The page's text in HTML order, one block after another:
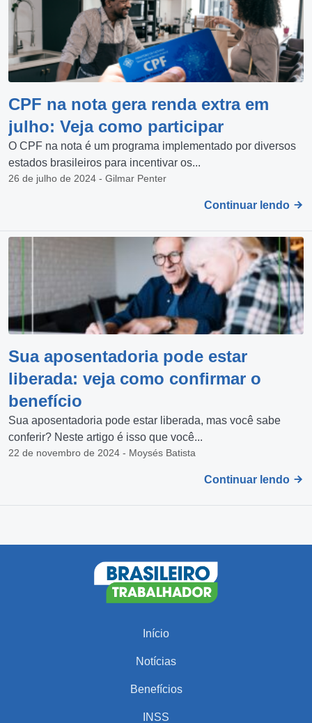
CPF na nota gera renda extra em
julho: Veja como participar
O CPF na nota é um programa implementado por diversos
estados brasileiros para incentivar os...
26 de julho de 2024 - Gilmar Penter
Continuar lendo
Sua aposentadoria pode estar
liberada: veja como confirmar o
benefício
Sua aposentadoria pode estar liberada, mas você sabe
conferir? Neste artigo é isso que você...
22 de novembro de 2024 - Moysés Batista
Continuar lendo
Início
Notícias
Benefícios
INSS